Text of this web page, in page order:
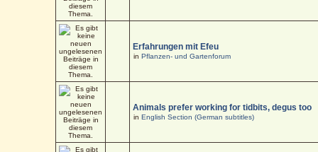
Erfahrungen mit Efeu
inPflanzen- und Gartenforum
Animals prefer working for tidbits, degus too
inEnglish Section (German subtitles)